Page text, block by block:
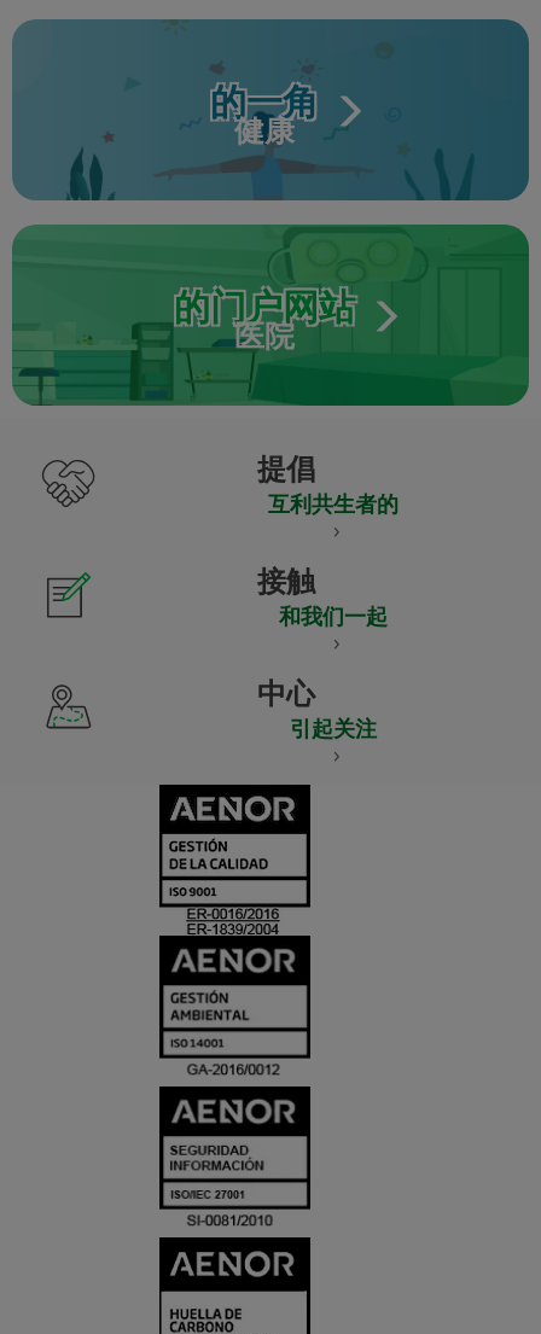
的一角
健康
的门户网站
医院
提倡
互利共生者的
接触
和我们一起
中心
引起关注